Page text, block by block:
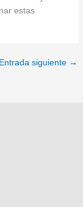
estas
Entrada siguiente →